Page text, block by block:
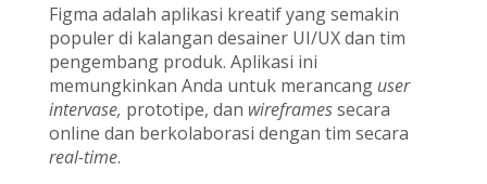
Figma adalah aplikasi kreatif yang semakin
populer di kalangan desainer UI/UX dan tim
pengembang produk. Aplikasi ini
memungkinkan Anda untuk merancang user
intervase, prototipe, dan wireframessecara
online dan berkolaborasi dengan tim secara
real-time.